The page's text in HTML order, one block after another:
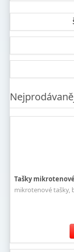
Tašky
mikrotenové tašky,